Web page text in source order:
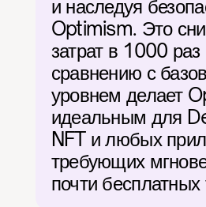
и наследуя
Optimism. Это
затрат в 1000 раз
сравнению с
уровнем делает
идеальным для
NFT и любых
требующих
почти бесплатных